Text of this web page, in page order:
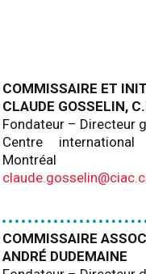
COMMISSAIRE ET
CLAUDE GOSSELIN,
Fondateur – Directeur
Centre
Montréal
COMMISSAIRE
ANDRÉ DUDEMAINE